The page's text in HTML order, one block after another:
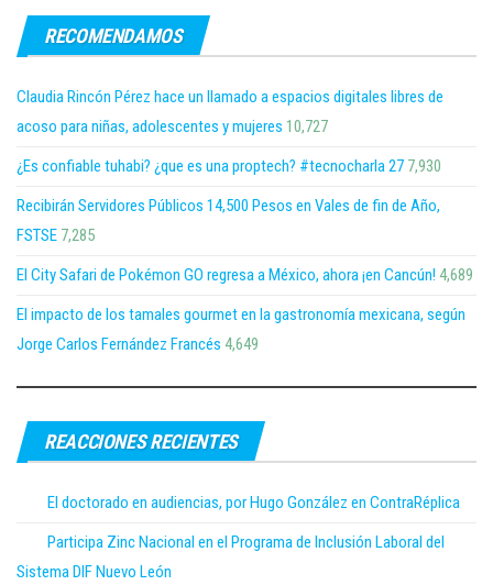
RECOMENDAMOS
Claudia Rincón Pérez hace un llamado a espacios digitales libres de
acoso para niñas, adolescentes y mujeres 10,727
¿Es confiable tuhabi? ¿que es una proptech? #tecnocharla 27 7,930
Recibirán Servidores Públicos 14,500 Pesos en Vales de fin de Año,
FSTSE 7,285
El City Safari de Pokémon GO regresa a México, ahora ¡en Cancún! 4,689
El impacto de los tamales gourmet en la gastronomía mexicana, según
Jorge Carlos Fernández Francés 4,649
REACCIONES RECIENTES
El doctorado en audiencias, por Hugo González en ContraRéplica
Participa Zinc Nacional en el Programa de Inclusión Laboral del
Sistema DIF Nuevo León